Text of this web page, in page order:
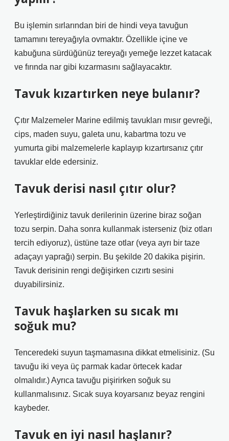
Bu işlemin sırlarından biri de hindi veya tavuğun
tamamını tereyağıyla ovmaktır. Özellikle içine ve
kabuğuna sürdüğünüz tereyağı yemeğe lezzet katacak
ve fırında nar gibi kızarmasını sağlayacaktır.
Tavuk kızartırken neye bulanır?
Çıtır Malzemeler Marine edilmiş tavukları mısır gevreği,
cips, maden suyu, galeta unu, kabartma tozu ve
yumurta gibi malzemelerle kaplayıp kızartırsanız çıtır
tavuklar elde edersiniz.
Tavuk derisi nasıl çıtır olur?
Yerleştirdiğiniz tavuk derilerinin üzerine biraz soğan
tozu serpin. Daha sonra kullanmak isterseniz (biz otları
tercih ediyoruz), üstüne taze otlar (veya ayrı bir taze
adaçayı yaprağı) serpin. Bu şekilde 20 dakika pişirin.
Tavuk derisinin rengi değişirken cızırtı sesini
duyabilirsiniz.
Tavuk haşlarken su sıcak mı
soğuk mu?
Tenceredeki suyun taşmamasına dikkat etmelisiniz. (Su
tavuğu iki veya üç parmak kadar örtecek kadar
olmalıdır.) Ayrıca tavuğu pişirirken soğuk su
kullanmalısınız. Sıcak suya koyarsanız beyaz rengini
kaybeder.
Tavuk en iyi nasıl haşlanır?